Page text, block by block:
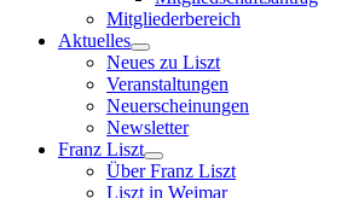
Mitgliederbereich
Aktuelles
Neues zu Liszt
Veranstaltungen
Neuerscheinungen
Newsletter
Franz Liszt
Über Franz Liszt
Liszt in Weimar